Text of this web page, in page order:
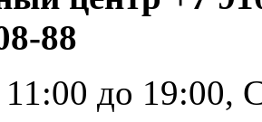
88
до 19:00,